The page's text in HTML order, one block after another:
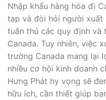
Nhập khẩu hàng hóa đi
tạp và đòi hỏi người xuất
tuân thủ các quy định và
Canada. Tuy nhiên, việc
trường Canada mang lại
nhiều cơ hội kinh doanh
Hưng Phát hy vọng sẽ
hữu ích, cần thiết giúp